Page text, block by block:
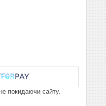
покидаючи сайту.